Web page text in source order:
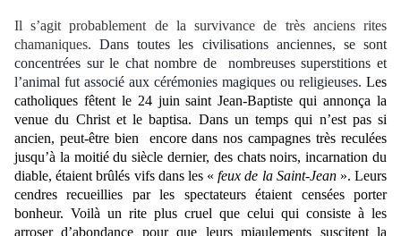
Il s’agit probablement de la survivance de très anciens rites
chamaniques.Dans toutes les civilisations anciennes, se sont
concentrées sur le chat nombre de nombreuses superstitions et
l’animal fut associé aux cérémonies magiques ou religieuses. Les
catholiques fêtent le 24 juin saint Jean-Baptiste qui annonça la
venue du Christ et le baptisa. Dans un temps qui n’est pas si
ancien, peut-être bien encore dans nos campagnes très reculées
jusqu’à la moitié du siècle dernier, des chats noirs, incarnation du
diable, étaient brûlés vifs dans les «feux de la Saint-Jean». Leurs
cendres recueillies par les spectateurs étaient censées porter
bonheur. Voilà un rite plus cruel que celui qui consiste à les
arroser d’abondance pour que leurs miaulements suscitent la